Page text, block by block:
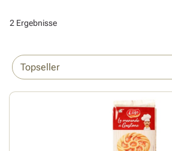
2 Ergebnisse